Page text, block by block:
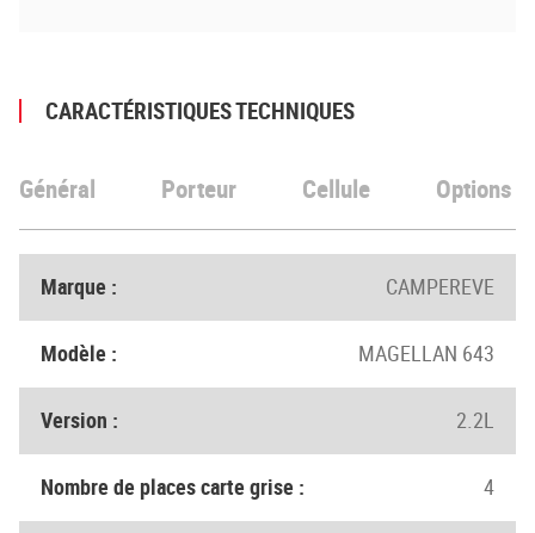
CARACTÉRISTIQUES TECHNIQUES
Général Porteur Cellule Options
Marque : CAMPEREVE
Modèle : MAGELLAN 643
Version : 2.2L
Nombre de places carte grise : 4